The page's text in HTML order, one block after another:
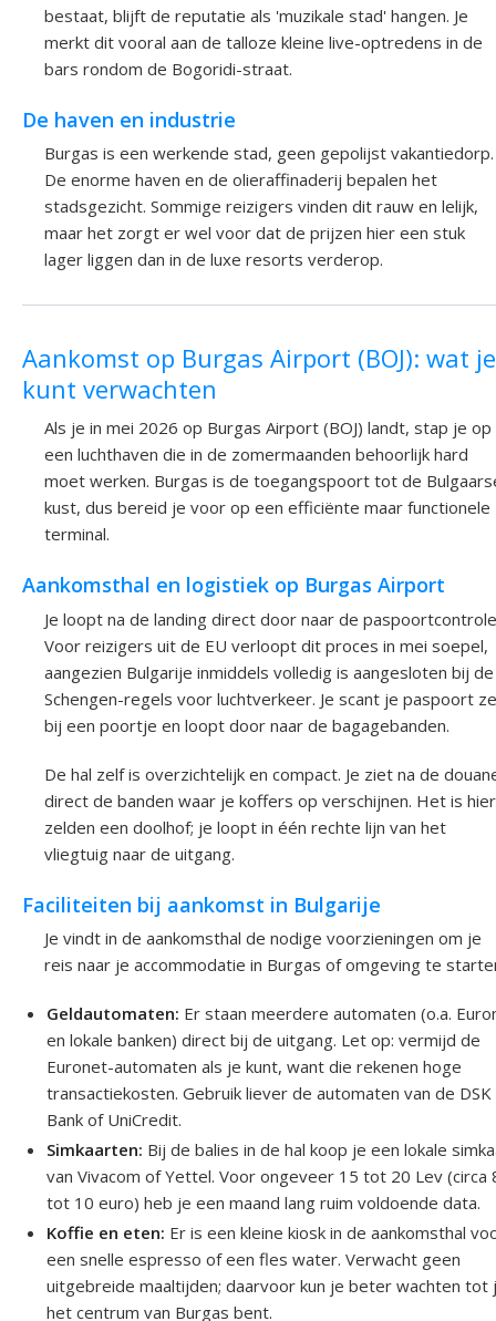
bestaat, blijft de reputatie als 'muzikale stad' hangen. Je
merkt dit vooral aan de talloze kleine live-optredens in de
bars rondom de Bogoridi-straat.
De haven en industrie
Burgas is een werkende stad, geen gepolijst vakantiedorp.
De enorme haven en de olieraffinaderij bepalen het
stadsgezicht. Sommige reizigers vinden dit rauw en lelijk,
maar het zorgt er wel voor dat de prijzen hier een stuk
lager liggen dan in de luxe resorts verderop.
Aankomst op Burgas Airport (BOJ): wat je
kunt verwachten
Als je in mei 2026 op Burgas Airport (BOJ) landt, stap je op
een luchthaven die in de zomermaanden behoorlijk hard
moet werken. Burgas is de toegangspoort tot de
kust, dus bereid je voor op een efficiënte maar functionele
terminal.
Aankomsthal en logistiek op Burgas Airport
Je loopt na de landing direct door naar de
Voor reizigers uit de EU verloopt dit proces in mei soepel,
aangezien Bulgarije inmiddels volledig is aangesloten bij de
Schengen-regels voor luchtverkeer. Je scant je paspoort
bij een poortje en loopt door naar de bagagebanden.
De hal zelf is overzichtelijk en compact. Je ziet na de
direct de banden waar je koffers op verschijnen. Het is hier
zelden een doolhof; je loopt in één rechte lijn van het
vliegtuig naar de uitgang.
Faciliteiten bij aankomst in Bulgarije
Je vindt in de aankomsthal de nodige voorzieningen om je
reis naar je accommodatie in Burgas of omgeving te
Geldautomaten: Er staan meerdere automaten (o.a.
en lokale banken) direct bij de uitgang. Let op: vermijd de
Euronet-automaten als je kunt, want die rekenen hoge
transactiekosten. Gebruik liever de automaten van de DSK
Bank of UniCredit.
Simkaarten: Bij de balies in de hal koop je een lokale
van Vivacom of Yettel. Voor ongeveer 15 tot 20 Lev (circa
tot 10 euro) heb je een maand lang ruim voldoende data.
Koffie en eten: Er is een kleine kiosk in de aankomsthal
een snelle espresso of een fles water. Verwacht geen
uitgebreide maaltijden; daarvoor kun je beter wachten tot
het centrum van Burgas bent.